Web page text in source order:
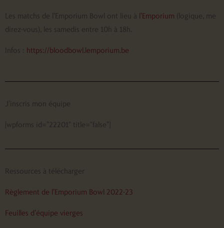
Les matchs de l’Emporium Bowl ont lieu à l’Emporium (logique, me
direz-vous), les samedis entre 10h à 18h.
Infos : https://bloodbowl.lemporium.be
J'inscris mon équipe
[wpforms id="22201" title="false"]
Ressources à télécharger
Règlement de l’Emporium Bowl 2022-23
Feuilles d’équipe vierges